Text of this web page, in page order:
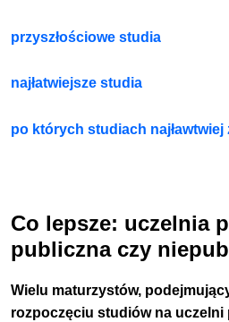
przyszłościowe studia
najłatwiejsze studia
po których studiach najławtwiej
Co lepsze: uczelnia
publiczna czy
Wielu maturzystów,
rozpoczęciu studiów na uczelni